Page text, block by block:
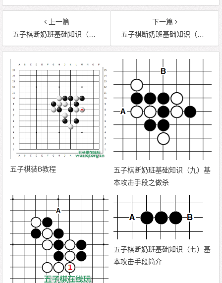
上一篇
五子棋断奶班基础知识（五）基本开局介绍
下一篇
五子棋断奶班基础知识（七）基本攻击手段简介
五子棋装B教程
五子棋断奶班基础知识（九）基
本攻击手段之做杀
五子棋断奶班基础知识（七）基
本攻击手段简介